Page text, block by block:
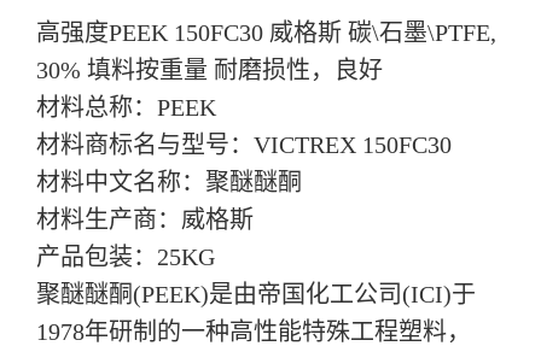
高强度PEEK 150FC30 威格斯 碳\石墨\PTFE,
30% 填料按重量 耐磨损性，良好
材料总称：PEEK
材料商标名与型号：VICTREX 150FC30
材料中文名称：聚醚醚酮
材料生产商：威格斯
产品包装：25KG
聚醚醚酮(PEEK)是由帝国化工公司(ICI)于
1978年研制的一种高性能特殊工程塑料，